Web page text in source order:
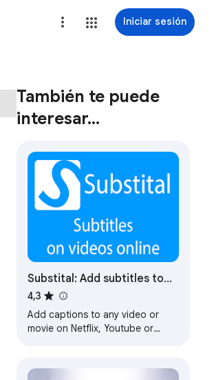
Iniciar sesión
También te puede
interesar…
Substital: Add subtitles to
videos and movies
4,3
Add captions to any video or
movie on Netflix, Youtube or